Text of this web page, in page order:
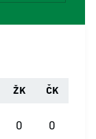
ŽK ČK
0 0